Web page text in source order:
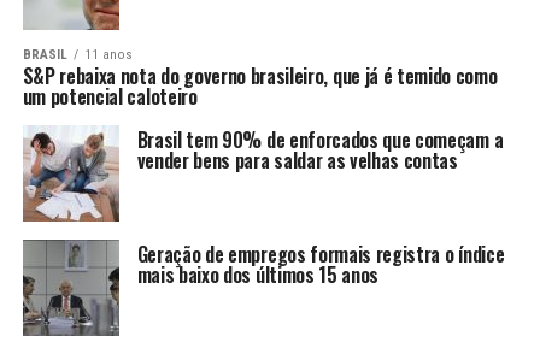
BRASIL 11 anos
S&P rebaixa nota do governo brasileiro, que já é temido como
um potencial caloteiro
Brasil tem 90% de enforcados que começam a
vender bens para saldar as velhas contas
Geração de empregos formais registra o índice
mais baixo dos últimos 15 anos